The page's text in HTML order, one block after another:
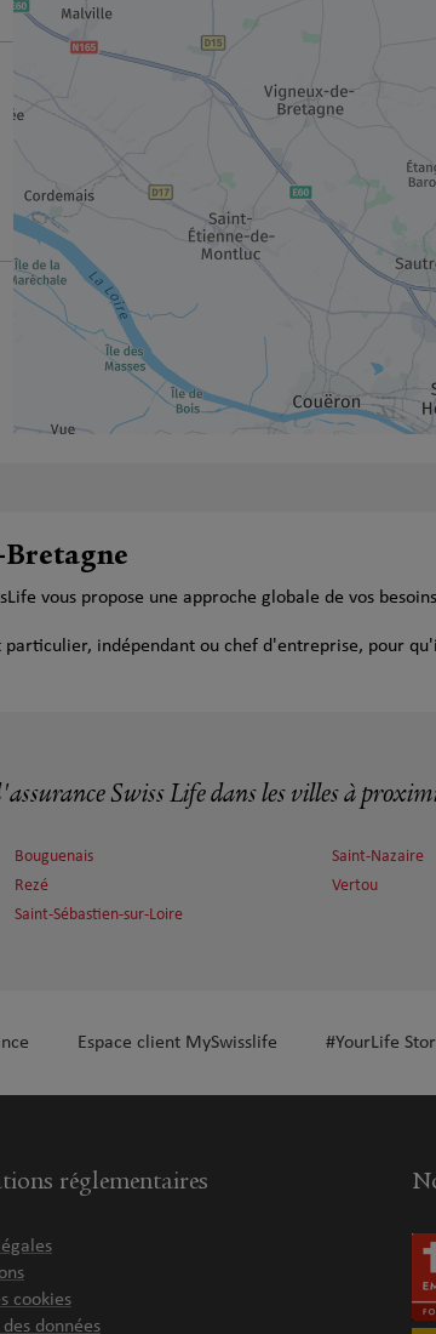
Bretagne
vous propose une approche globale de vos
indépendant ou chef d'entreprise, pour
Swiss Life dans les villes à
Bouguenais
Rezé
Saint-Sébastien-sur-Loire
Saint-Nazaire
Vertou
Espace client MySwisslife #YourLife
réglementaires
cookies
données